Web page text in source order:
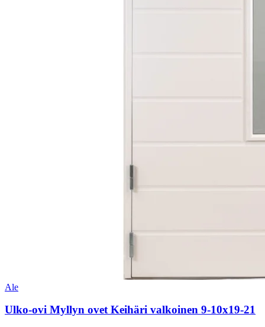
Ale
Ulko-ovi Myllyn ovet Keihäri valkoinen 9-10x19-21